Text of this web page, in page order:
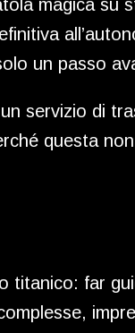
magica su
un passo
servizio di
questa
titanico: far